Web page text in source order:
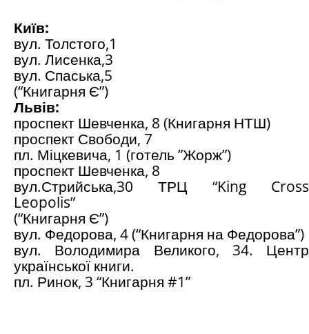
Київ:
вул. Толстого,1
вул. Лисенка,3
вул. Спаська,5
(“Книгарня Є”)
Львів:
проспект Шевченка, 8 (Книгарня НТШ)
проспект Свободи, 7
пл. Міцкевича, 1 (готель ”Жорж”)
проспект Шевченка, 8
вул.Стрийська,30 ТРЦ “King Cross
Leopolis”
(“Книгарня Є”)
вул. Федорова, 4 (“Книгарня на Федорова”)
вул. Володимира Великого, 34. Центр
української книги.
пл. Ринок, 3 “Книгарня #1”